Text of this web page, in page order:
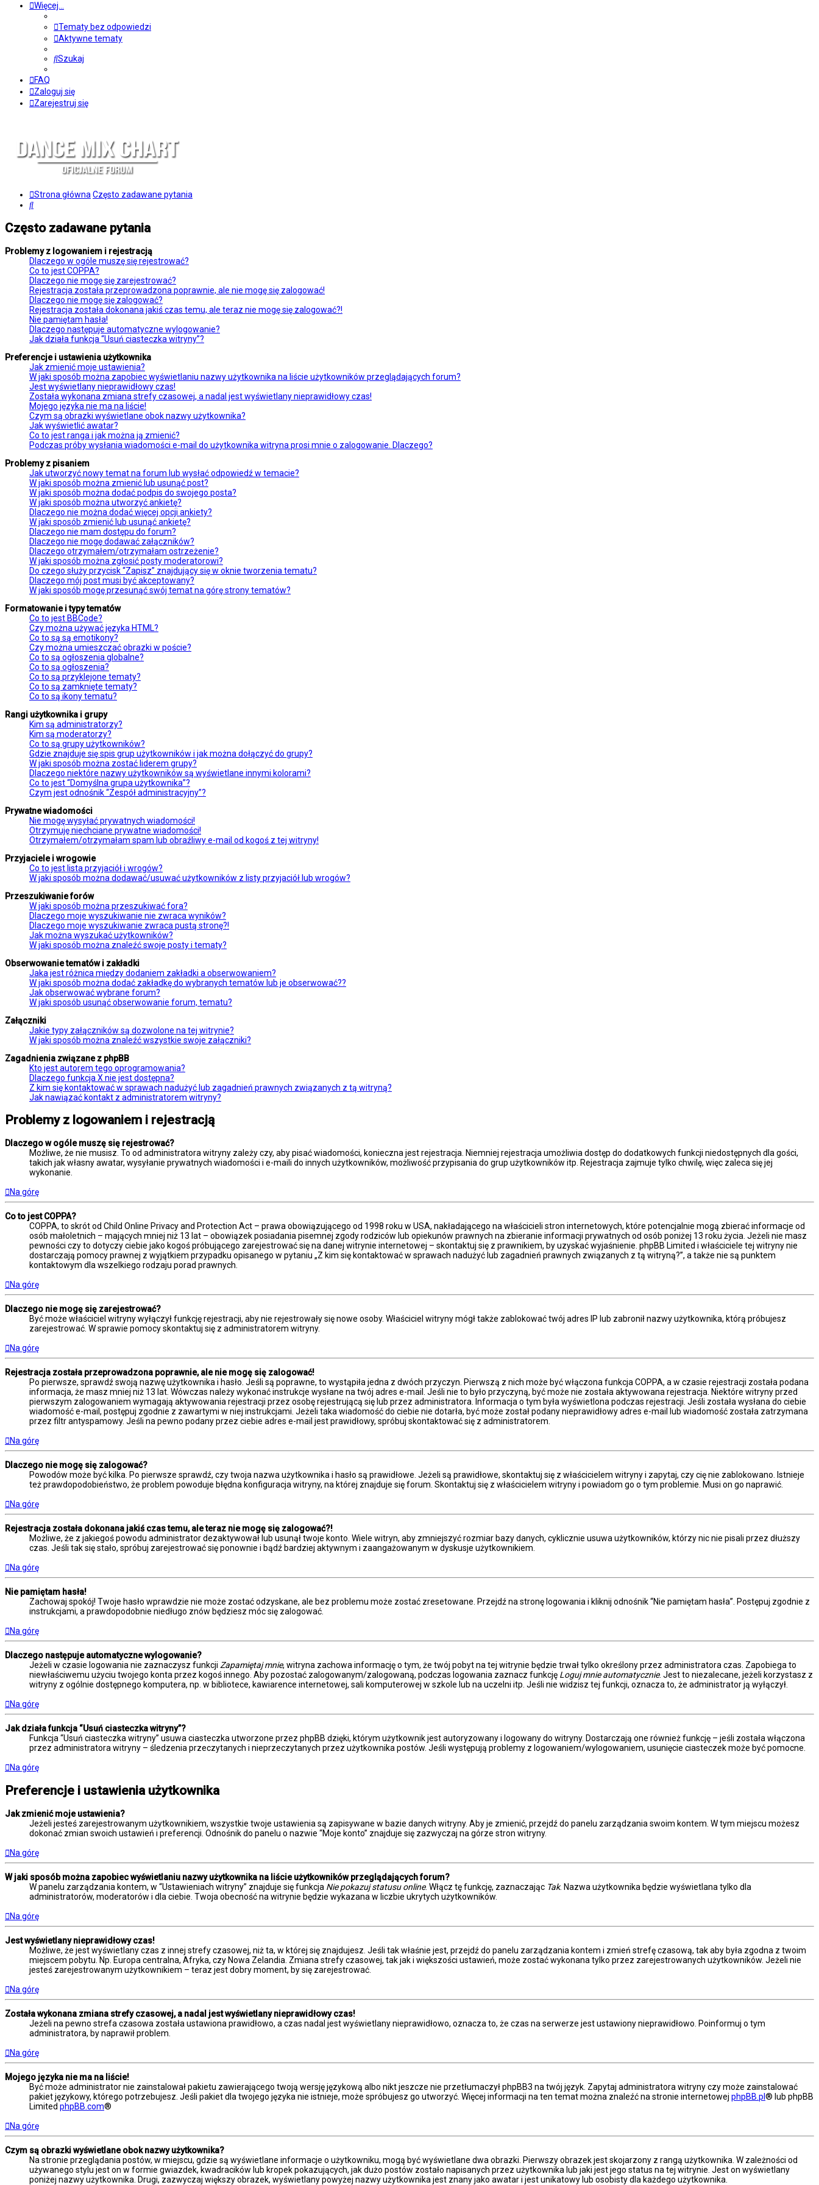
Więcej…
Tematy bez odpowiedzi
Aktywne tematy
Szukaj
FAQ
Zaloguj się
Zarejestruj się
Strona główna Często zadawane pytania
Szukaj
Często zadawane pytania
Problemy z logowaniem i rejestracją
Dlaczego w ogóle muszę się rejestrować?
Co to jest COPPA?
Dlaczego nie mogę się zarejestrować?
Rejestracja została przeprowadzona poprawnie, ale nie mogę się zalogować!
Dlaczego nie mogę się zalogować?
Rejestracja została dokonana jakiś czas temu, ale teraz nie mogę się zalogować?!
Nie pamiętam hasła!
Dlaczego następuje automatyczne wylogowanie?
Jak działa funkcja “Usuń ciasteczka witryny”?
Preferencje i ustawienia użytkownika
Jak zmienić moje ustawienia?
W jaki sposób można zapobiec wyświetlaniu nazwy użytkownika na liście użytkowników przeglądających forum?
Jest wyświetlany nieprawidłowy czas!
Została wykonana zmiana strefy czasowej, a nadal jest wyświetlany nieprawidłowy czas!
Mojego języka nie ma na liście!
Czym są obrazki wyświetlane obok nazwy użytkownika?
Jak wyświetlić awatar?
Co to jest ranga i jak można ją zmienić?
Podczas próby wysłania wiadomości e-mail do użytkownika witryna prosi mnie o zalogowanie. Dlaczego?
Problemy z pisaniem
Jak utworzyć nowy temat na forum lub wysłać odpowiedź w temacie?
W jaki sposób można zmienić lub usunąć post?
W jaki sposób można dodać podpis do swojego posta?
W jaki sposób można utworzyć ankietę?
Dlaczego nie można dodać więcej opcji ankiety?
W jaki sposób zmienić lub usunąć ankietę?
Dlaczego nie mam dostępu do forum?
Dlaczego nie mogę dodawać załączników?
Dlaczego otrzymałem/otrzymałam ostrzeżenie?
W jaki sposób można zgłosić posty moderatorowi?
Do czego służy przycisk “Zapisz” znajdujący się w oknie tworzenia tematu?
Dlaczego mój post musi być akceptowany?
W jaki sposób mogę przesunąć swój temat na górę strony tematów?
Formatowanie i typy tematów
Co to jest BBCode?
Czy można używać języka HTML?
Co to są są emotikony?
Czy można umieszczać obrazki w poście?
Co to są ogłoszenia globalne?
Co to są ogłoszenia?
Co to są przyklejone tematy?
Co to są zamknięte tematy?
Co to są ikony tematu?
Rangi użytkownika i grupy
Kim są administratorzy?
Kim są moderatorzy?
Co to są grupy użytkowników?
Gdzie znajduje się spis grup użytkowników i jak można dołączyć do grupy?
W jaki sposób można zostać liderem grupy?
Dlaczego niektóre nazwy użytkowników są wyświetlane innymi kolorami?
Co to jest “Domyślna grupa użytkownika”?
Czym jest odnośnik “Zespół administracyjny”?
Prywatne wiadomości
Nie mogę wysyłać prywatnych wiadomości!
Otrzymuję niechciane prywatne wiadomości!
Otrzymałem/otrzymałam spam lub obraźliwy e-mail od kogoś z tej witryny!
Przyjaciele i wrogowie
Co to jest lista przyjaciół i wrogów?
W jaki sposób można dodawać/usuwać użytkowników z listy przyjaciół lub wrogów?
Przeszukiwanie forów
W jaki sposób można przeszukiwać fora?
Dlaczego moje wyszukiwanie nie zwraca wyników?
Dlaczego moje wyszukiwanie zwraca pustą stronę?!
Jak można wyszukać użytkowników?
W jaki sposób można znaleźć swoje posty i tematy?
Obserwowanie tematów i zakładki
Jaka jest różnica między dodaniem zakładki a obserwowaniem?
W jaki sposób można dodać zakładkę do wybranych tematów lub je obserwować??
Jak obserwować wybrane forum?
W jaki sposób usunąć obserwowanie forum, tematu?
Załączniki
Jakie typy załączników są dozwolone na tej witrynie?
W jaki sposób można znaleźć wszystkie swoje załączniki?
Zagadnienia związane z phpBB
Kto jest autorem tego oprogramowania?
Dlaczego funkcja X nie jest dostępna?
Z kim się kontaktować w sprawach nadużyć lub zagadnień prawnych związanych z tą witryną?
Jak nawiązać kontakt z administratorem witryny?
Problemy z logowaniem i rejestracją
Dlaczego w ogóle muszę się rejestrować?
Możliwe, że nie musisz. To od administratora witryny zależy czy, aby pisać wiadomości, konieczna jest rejestracja. Niemniej rejestracja umożliwia dostęp do dodatkowych funkcji niedostępnych dla gości,
takich jak własny awatar, wysyłanie prywatnych wiadomości i e-maili do innych użytkowników, możliwość przypisania do grup użytkowników itp. Rejestracja zajmuje tylko chwilę, więc zaleca się jej
wykonanie.
Na górę
Co to jest COPPA?
COPPA, to skrót od Child Online Privacy and Protection Act – prawa obowiązującego od 1998 roku w USA, nakładającego na właścicieli stron internetowych, które potencjalnie mogą zbierać informacje od
osób małoletnich – mających mniej niż 13 lat – obowiązek posiadania pisemnej zgody rodziców lub opiekunów prawnych na zbieranie informacji prywatnych od osób poniżej 13 roku życia. Jeżeli nie masz
pewności czy to dotyczy ciebie jako kogoś próbującego zarejestrować się na danej witrynie internetowej – skontaktuj się z prawnikiem, by uzyskać wyjaśnienie. phpBB Limited i właściciele tej witryny nie
dostarczają pomocy prawnej z wyjątkiem przypadku opisanego w pytaniu „Z kim się kontaktować w sprawach nadużyć lub zagadnień prawnych związanych z tą witryną?”, a także nie są punktem
kontaktowym dla wszelkiego rodzaju porad prawnych.
Na górę
Dlaczego nie mogę się zarejestrować?
Być może właściciel witryny wyłączył funkcję rejestracji, aby nie rejestrowały się nowe osoby. Właściciel witryny mógł także zablokować twój adres IP lub zabronił nazwy użytkownika, którą próbujesz
zarejestrować. W sprawie pomocy skontaktuj się z administratorem witryny.
Na górę
Rejestracja została przeprowadzona poprawnie, ale nie mogę się zalogować!
Po pierwsze, sprawdź swoją nazwę użytkownika i hasło. Jeśli są poprawne, to wystąpiła jedna z dwóch przyczyn. Pierwszą z nich może być włączona funkcja COPPA, a w czasie rejestracji została podana
informacja, że masz mniej niż 13 lat. Wówczas należy wykonać instrukcje wysłane na twój adres e-mail. Jeśli nie to było przyczyną, być może nie została aktywowana rejestracja. Niektóre witryny przed
pierwszym zalogowaniem wymagają aktywowania rejestracji przez osobę rejestrującą się lub przez administratora. Informacja o tym była wyświetlona podczas rejestracji. Jeśli została wysłana do ciebie
wiadomość e-mail, postępuj zgodnie z zawartymi w niej instrukcjami. Jeżeli taka wiadomość do ciebie nie dotarła, być może został podany nieprawidłowy adres e-mail lub wiadomość została zatrzymana
przez filtr antyspamowy. Jeśli na pewno podany przez ciebie adres e-mail jest prawidłowy, spróbuj skontaktować się z administratorem.
Na górę
Dlaczego nie mogę się zalogować?
Powodów może być kilka. Po pierwsze sprawdź, czy twoja nazwa użytkownika i hasło są prawidłowe. Jeżeli są prawidłowe, skontaktuj się z właścicielem witryny i zapytaj, czy cię nie zablokowano. Istnieje
też prawdopodobieństwo, że problem powoduje błędna konfiguracja witryny, na której znajduje się forum. Skontaktuj się z właścicielem witryny i powiadom go o tym problemie. Musi on go naprawić.
Na górę
Rejestracja została dokonana jakiś czas temu, ale teraz nie mogę się zalogować?!
Możliwe, że z jakiegoś powodu administrator dezaktywował lub usunął twoje konto. Wiele witryn, aby zmniejszyć rozmiar bazy danych, cyklicznie usuwa użytkowników, którzy nic nie pisali przez dłuższy
czas. Jeśli tak się stało, spróbuj zarejestrować się ponownie i bądź bardziej aktywnym i zaangażowanym w dyskusje użytkownikiem.
Na górę
Nie pamiętam hasła!
Zachowaj spokój! Twoje hasło wprawdzie nie może zostać odzyskane, ale bez problemu może zostać zresetowane. Przejdź na stronę logowania i kliknij odnośnik “Nie pamiętam hasła”. Postępuj zgodnie z
instrukcjami, a prawdopodobnie niedługo znów będziesz móc się zalogować.
Na górę
Dlaczego następuje automatyczne wylogowanie?
Jeżeli w czasie logowania nie zaznaczysz funkcji Zapamiętaj mnie, witryna zachowa informację o tym, że twój pobyt na tej witrynie będzie trwał tylko określony przez administratora czas. Zapobiega to
niewłaściwemu użyciu twojego konta przez kogoś innego. Aby pozostać zalogowanym/zalogowaną, podczas logowania zaznacz funkcję Loguj mnie automatycznie. Jest to niezalecane, jeżeli korzystasz z
witryny z ogólnie dostępnego komputera, np. w bibliotece, kawiarence internetowej, sali komputerowej w szkole lub na uczelni itp. Jeśli nie widzisz tej funkcji, oznacza to, że administrator ją wyłączył.
Na górę
Jak działa funkcja “Usuń ciasteczka witryny”?
Funkcja “Usuń ciasteczka witryny” usuwa ciasteczka utworzone przez phpBB dzięki, którym użytkownik jest autoryzowany i logowany do witryny. Dostarczają one również funkcję – jeśli została włączona
przez administratora witryny – śledzenia przeczytanych i nieprzeczytanych przez użytkownika postów. Jeśli występują problemy z logowaniem/wylogowaniem, usunięcie ciasteczek może być pomocne.
Na górę
Preferencje i ustawienia użytkownika
Jak zmienić moje ustawienia?
Jeżeli jesteś zarejestrowanym użytkownikiem, wszystkie twoje ustawienia są zapisywane w bazie danych witryny. Aby je zmienić, przejdź do panelu zarządzania swoim kontem. W tym miejscu możesz
dokonać zmian swoich ustawień i preferencji. Odnośnik do panelu o nazwie “Moje konto” znajduje się zazwyczaj na górze stron witryny.
Na górę
W jaki sposób można zapobiec wyświetlaniu nazwy użytkownika na liście użytkowników przeglądających forum?
W panelu zarządzania kontem, w “Ustawieniach witryny” znajduje się funkcja Nie pokazuj statusu online. Włącz tę funkcję, zaznaczając Tak. Nazwa użytkownika będzie wyświetlana tylko dla
administratorów, moderatorów i dla ciebie. Twoja obecność na witrynie będzie wykazana w liczbie ukrytych użytkowników.
Na górę
Jest wyświetlany nieprawidłowy czas!
Możliwe, że jest wyświetlany czas z innej strefy czasowej, niż ta, w której się znajdujesz. Jeśli tak właśnie jest, przejdź do panelu zarządzania kontem i zmień strefę czasową, tak aby była zgodna z twoim
miejscem pobytu. Np. Europa centralna, Afryka, czy Nowa Zelandia. Zmiana strefy czasowej, tak jak i większości ustawień, może zostać wykonana tylko przez zarejestrowanych użytkowników. Jeżeli nie
jesteś zarejestrowanym użytkownikiem – teraz jest dobry moment, by się zarejestrować.
Na górę
Została wykonana zmiana strefy czasowej, a nadal jest wyświetlany nieprawidłowy czas!
Jeżeli na pewno strefa czasowa została ustawiona prawidłowo, a czas nadal jest wyświetlany nieprawidłowo, oznacza to, że czas na serwerze jest ustawiony nieprawidłowo. Poinformuj o tym
administratora, by naprawił problem.
Na górę
Mojego języka nie ma na liście!
Być może administrator nie zainstalował pakietu zawierającego twoją wersję językową albo nikt jeszcze nie przetłumaczył phpBB3 na twój język. Zapytaj administratora witryny czy może zainstalować
pakiet językowy, którego potrzebujesz. Jeśli pakiet dla twojego języka nie istnieje, może spróbujesz go utworzyć. Więcej informacji na ten temat można znaleźć na stronie internetowej phpBB.pl® lub phpBB
Limited phpBB.com®
Na górę
Czym są obrazki wyświetlane obok nazwy użytkownika?
Na stronie przeglądania postów, w miejscu, gdzie są wyświetlane informacje o użytkowniku, mogą być wyświetlane dwa obrazki. Pierwszy obrazek jest skojarzony z rangą użytkownika. W zależności od
używanego stylu jest on w formie gwiazdek, kwadracików lub kropek pokazujących, jak dużo postów zostało napisanych przez użytkownika lub jaki jest jego status na tej witrynie. Jest on wyświetlany
poniżej nazwy użytkownika. Drugi, zazwyczaj większy obrazek, wyświetlany powyżej nazwy użytkownika jest znany jako awatar i jest unikatowy lub osobisty dla każdego użytkownika.